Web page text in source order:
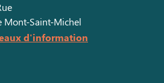
Mont-Saint-Michel
d'information